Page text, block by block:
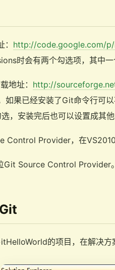
http://code.google.com/
时会有两个勾选项，其中
地址： http://
果已经安装了Git命令行可
，安装完后也可以设置成其
Control Provider，在
Git Source Control Provider。
的项目，在解决方